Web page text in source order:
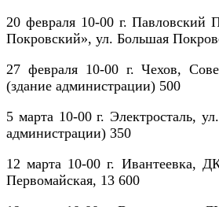
20 февраля 10-00 г. Павловский
Покровский», ул. Большая
27 февраля 10-00 г. Чехов,
(здание администрации) 500
5 марта 10-00 г. Электросталь,
администрации) 350
12 марта 10-00 г. Ивантеевка,
Первомайская, 13 600